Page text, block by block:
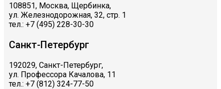
108851, Москва, Щербинка,
ул. Железнодорожная, 32, стр. 1
тел.: +7 (495) 228-30-30
Санкт-Петербург
192029, Санкт-Петербург,
ул. Профессора Качалова, 11
тел.: +7 (812) 324-77-50